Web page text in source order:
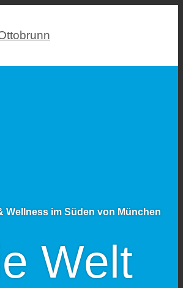
Wellness im Süden von München
Welt